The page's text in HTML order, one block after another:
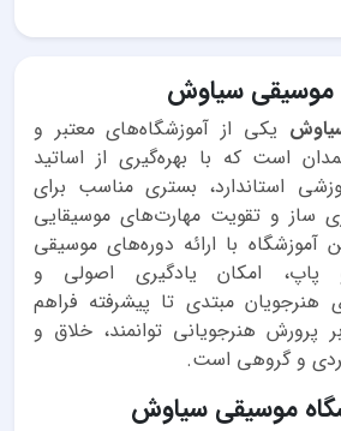
موسیقی سیاوش
یکی از آموزشگاه‌های معتبر و
است که با بهره‌گیری از اساتید
استاندارد، بستری مناسب برای
ساز و تقویت مهارت‌های موسیقایی
آموزشگاه با ارائه دوره‌های موسیقی
پاپ، امکان یادگیری اصولی و
هنرجویان مبتدی تا پیشرفته فراهم
پرورش هنرجویانی توانمند، خلاق و
و گروهی است.
موسیقی سیاوش